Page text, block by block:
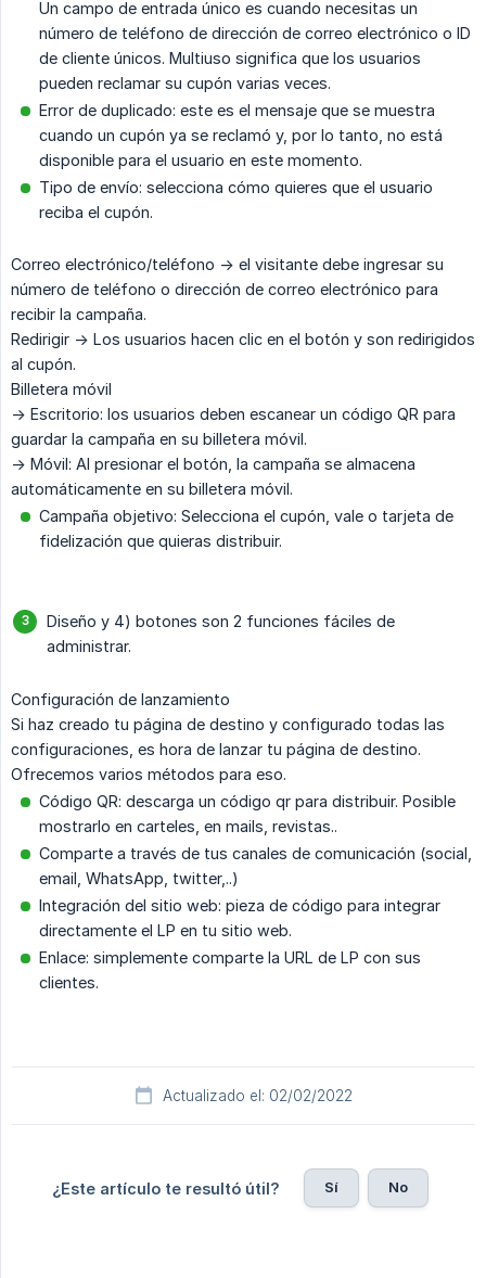
Un campo de entrada único es cuando necesitas un
número de teléfono de dirección de correo electrónico o ID
de cliente únicos. Multiuso significa que los usuarios
pueden reclamar su cupón varias veces.
Error de duplicado: este es el mensaje que se muestra
cuando un cupón ya se reclamó y, por lo tanto, no está
disponible para el usuario en este momento.
Tipo de envío: selecciona cómo quieres que el usuario
reciba el cupón.
Correo electrónico/teléfono -> el visitante debe ingresar su
número de teléfono o dirección de correo electrónico para
recibir la campaña.
Redirigir -> Los usuarios hacen clic en el botón y son redirigidos
al cupón.
Billetera móvil
-> Escritorio: los usuarios deben escanear un código QR para
guardar la campaña en su billetera móvil.
-> Móvil: Al presionar el botón, la campaña se almacena
automáticamente en su billetera móvil.
Campaña objetivo: Selecciona el cupón, vale o tarjeta de
fidelización que quieras distribuir.
Diseño y 4) botones son 2 funciones fáciles de
administrar.
Configuración de lanzamiento
Si haz creado tu página de destino y configurado todas las
configuraciones, es hora de lanzar tu página de destino.
Ofrecemos varios métodos para eso.
Código QR: descarga un código qr para distribuir. Posible
mostrarlo en carteles, en mails, revistas..
Comparte a través de tus canales de comunicación (social,
email, WhatsApp, twitter,..)
Integración del sitio web: pieza de código para integrar
directamente el LP en tu sitio web.
Enlace: simplemente comparte la URL de LP con sus
clientes.
Actualizado el: 02/02/2022
¿Este artículo te resultó útil? Sí No